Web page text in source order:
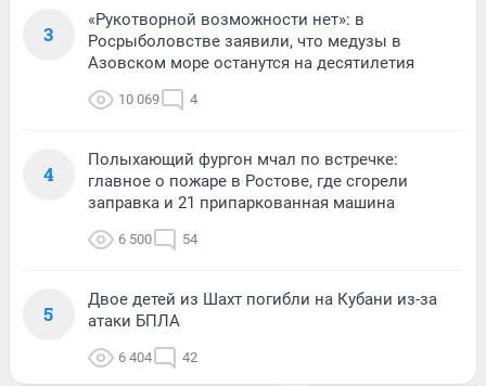
3
«Рукотворной возможности нет»: в
Росрыболовстве заявили, что медузы в
Азовском море останутся на десятилетия
10 069 4
4
Полыхающий фургон мчал по встречке:
главное о пожаре в Ростове, где сгорели
заправка и 21 припаркованная машина
6 500 54
5
Двое детей из Шахт погибли на Кубани из-за
атаки БПЛА
6 404 42